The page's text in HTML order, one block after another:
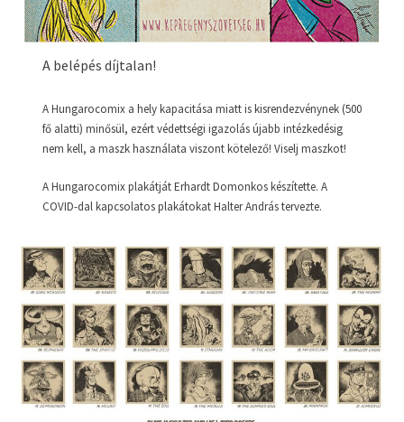
A belépés díjtalan!
A Hungarocomix a hely kapacitása miatt is kisrendezvénynek (500
fő alatti) minősül, ezért védettségi igazolás újabb intézkedésig
nem kell, a maszk használata viszont kötelező! Viselj maszkot!
A Hungarocomix plakátját Erhardt Domonkos készítette. A
COVID-dal kapcsolatos plakátokat Halter András tervezte.